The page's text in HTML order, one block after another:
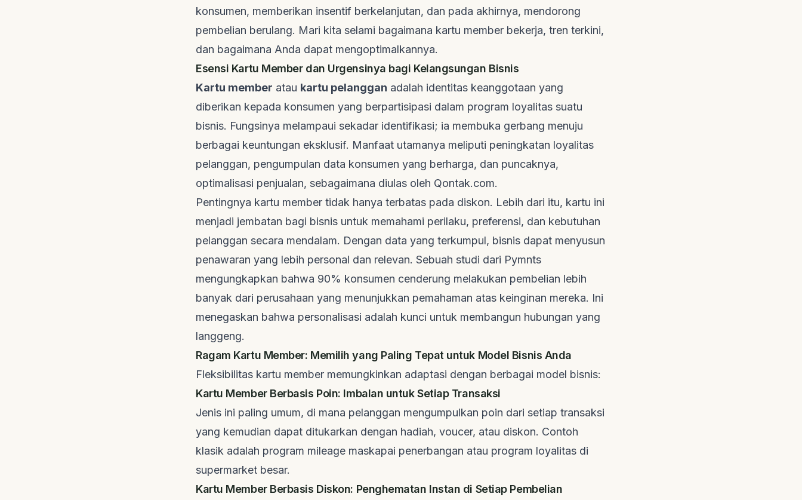
konsumen, memberikan insentif berkelanjutan, dan pada akhirnya, mendorong
pembelian berulang. Mari kita selami bagaimana kartu member bekerja, tren terkini,
dan bagaimana Anda dapat mengoptimalkannya.
Esensi Kartu Member dan Urgensinya bagi Kelangsungan Bisnis
Kartu member atau kartu pelanggan adalah identitas keanggotaan yang
diberikan kepada konsumen yang berpartisipasi dalam program loyalitas suatu
bisnis. Fungsinya melampaui sekadar identifikasi; ia membuka gerbang menuju
berbagai keuntungan eksklusif. Manfaat utamanya meliputi peningkatan loyalitas
pelanggan, pengumpulan data konsumen yang berharga, dan puncaknya,
optimalisasi penjualan, sebagaimana diulas oleh Qontak.com.
Pentingnya kartu member tidak hanya terbatas pada diskon. Lebih dari itu, kartu ini
menjadi jembatan bagi bisnis untuk memahami perilaku, preferensi, dan kebutuhan
pelanggan secara mendalam. Dengan data yang terkumpul, bisnis dapat menyusun
penawaran yang lebih personal dan relevan. Sebuah studi dari Pymnts
mengungkapkan bahwa 90% konsumen cenderung melakukan pembelian lebih
banyak dari perusahaan yang menunjukkan pemahaman atas keinginan mereka. Ini
menegaskan bahwa personalisasi adalah kunci untuk membangun hubungan yang
langgeng.
Ragam Kartu Member: Memilih yang Paling Tepat untuk Model Bisnis Anda
Fleksibilitas kartu member memungkinkan adaptasi dengan berbagai model bisnis:
Kartu Member Berbasis Poin: Imbalan untuk Setiap Transaksi
Jenis ini paling umum, di mana pelanggan mengumpulkan poin dari setiap transaksi
yang kemudian dapat ditukarkan dengan hadiah, voucer, atau diskon. Contoh
klasik adalah program mileage maskapai penerbangan atau program loyalitas di
supermarket besar.
Kartu Member Berbasis Diskon: Penghematan Instan di Setiap Pembelian